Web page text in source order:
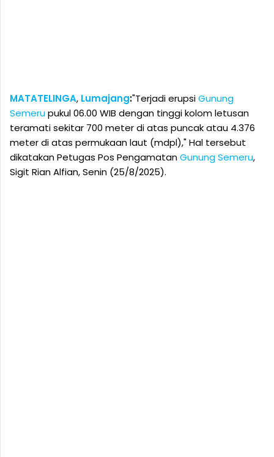
MATATELINGA, Lumajang:"Terjadi erupsiGunung
Semerupukul 06.00 WIB dengan tinggi kolom letusan
teramati sekitar 700 meter di atas puncak atau 4.376
meter di atas permukaan laut (mdpl)," Hal tersebut
dikatakan Petugas Pos PengamatanGunung Semeru,
Sigit Rian Alfian, Senin (25/8/2025).